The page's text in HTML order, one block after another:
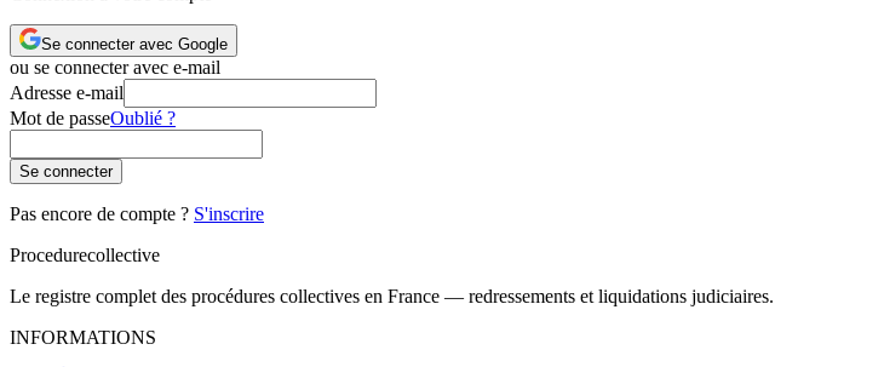
Se connecter avec Google
ou se connecter avec e-mail
Adresse e-mail
Mot de passeOublié ?
Se connecter
Pas encore de compte ? S'inscrire
Procedurecollective
Le registre complet des procédures collectives en France — redressements et liquidations judiciaires.
INFORMATIONS